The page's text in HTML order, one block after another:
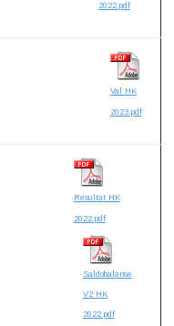
2022.pdf
Val HK
2023.pdf
Resultat HK
2022.pdf
Saldobalanse
V2 HK
2022.pdf